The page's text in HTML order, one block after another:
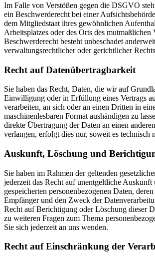
Im Falle von Verstößen gegen die DSGVO
ein Beschwerderecht bei einer
dem Mitgliedstaat ihres gewöhnlichen
Arbeitsplatzes oder des Orts des mutmaßlichen
Beschwerderecht besteht unbeschadet
verwaltungsrechtlicher oder gerichtlicher
Recht auf Daten­übertrag­barkeit
Sie haben das Recht, Daten, die wir auf
Einwilligung oder in Erfüllung eines Vertrags
verarbeiten, an sich oder an einen Dritten in
maschinenlesbaren Format aushändigen zu
direkte Übertragung der Daten an einen
verlangen, erfolgt dies nur, soweit es technisch
Auskunft, Löschung und
Sie haben im Rahmen der geltenden
jederzeit das Recht auf unentgeltliche Auskunft
gespeicherten personenbezogenen Daten,
Empfänger und den Zweck der
Recht auf Berichtigung oder Löschung dieser
zu weiteren Fragen zum Thema
Sie sich jederzeit an uns wenden.
Recht auf Einschränkung der